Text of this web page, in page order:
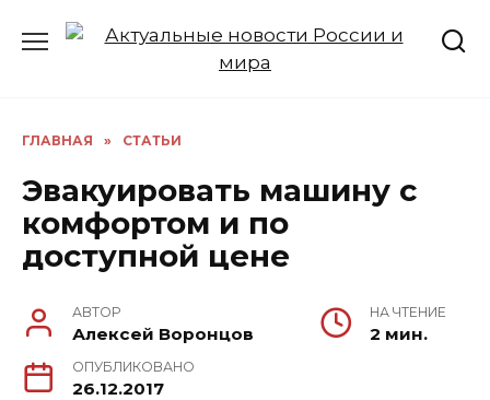
ГЛАВНАЯ » СТАТЬИ
Эвакуировать машину с
комфортом и по
доступной цене
АВТОР
Алексей Воронцов
НА ЧТЕНИЕ
2 мин.
ОПУБЛИКОВАНО
26.12.2017